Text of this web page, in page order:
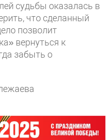
судьбы оказалась в
что сделанный
позволит
вернуться к
забыть о